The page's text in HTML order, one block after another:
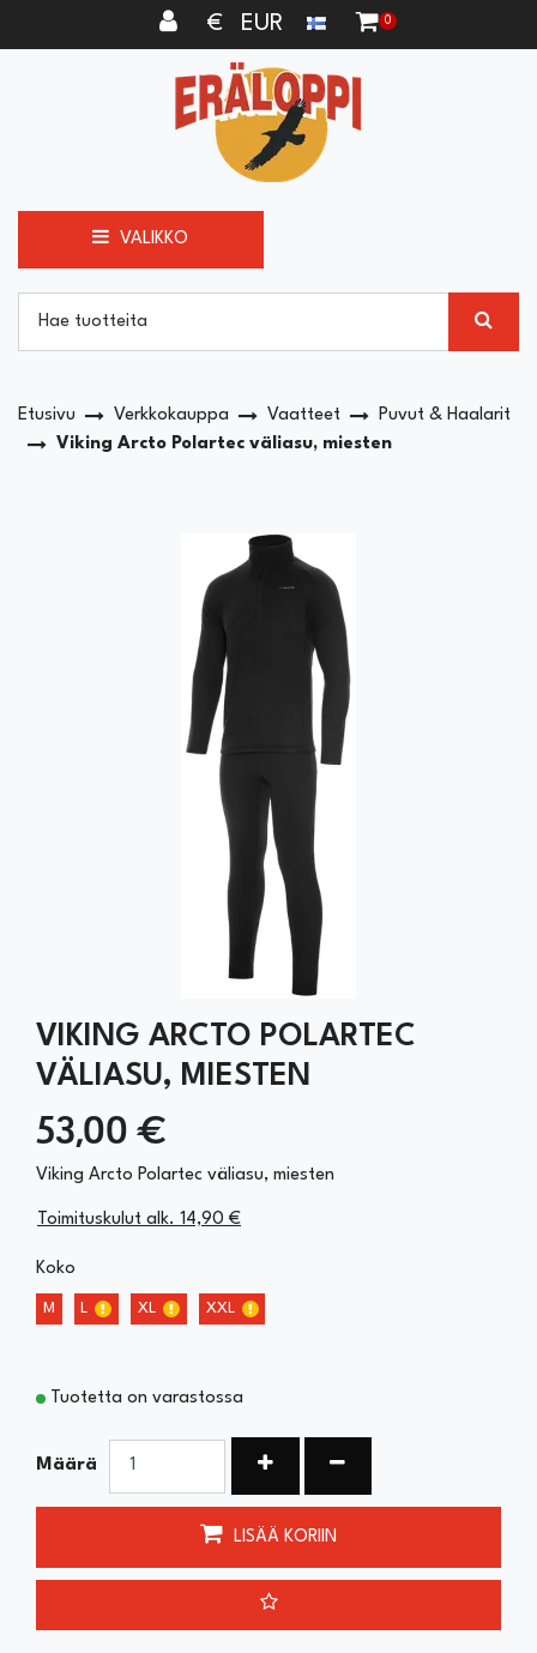
€ EUR 0
VALIKKO
Etusivu Verkkokauppa Vaatteet
Puvut & Haalarit
Viking Arcto Polartec väliasu, miesten
VIKING ARCTO POLARTEC
VÄLIASU, MIESTEN
53,00 €
Viking Arcto Polartec väliasu, miesten
Toimituskulut alk. 14,90 €
Koko
M L XL XXL
Tuotetta on varastossa
Määrä Kasvata määrääVähennä määrää
LISÄÄ KORIIN